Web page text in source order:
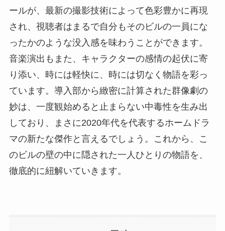
ールが、最新の撮影技術によって色彩豊かに再現
され、視聴者はまるで自分もそのビルの一員にな
ったかのような没入感を味わうことができます。
音楽演出もまた、キャラクターの感情の起伏に寄
り添い、時には軽快に、時には切なく物語を彩っ
ています。導入部から緻密に計算された群像劇の
妙は、一度観始めると止まらない中毒性を生み出
しており、まさに2020年代を代表するホームドラ
マの新たな傑作と言えるでしょう。これから、こ
のビルの壁の中に隠された一人ひとりの物語を、
徹底的に紐解いていきます。